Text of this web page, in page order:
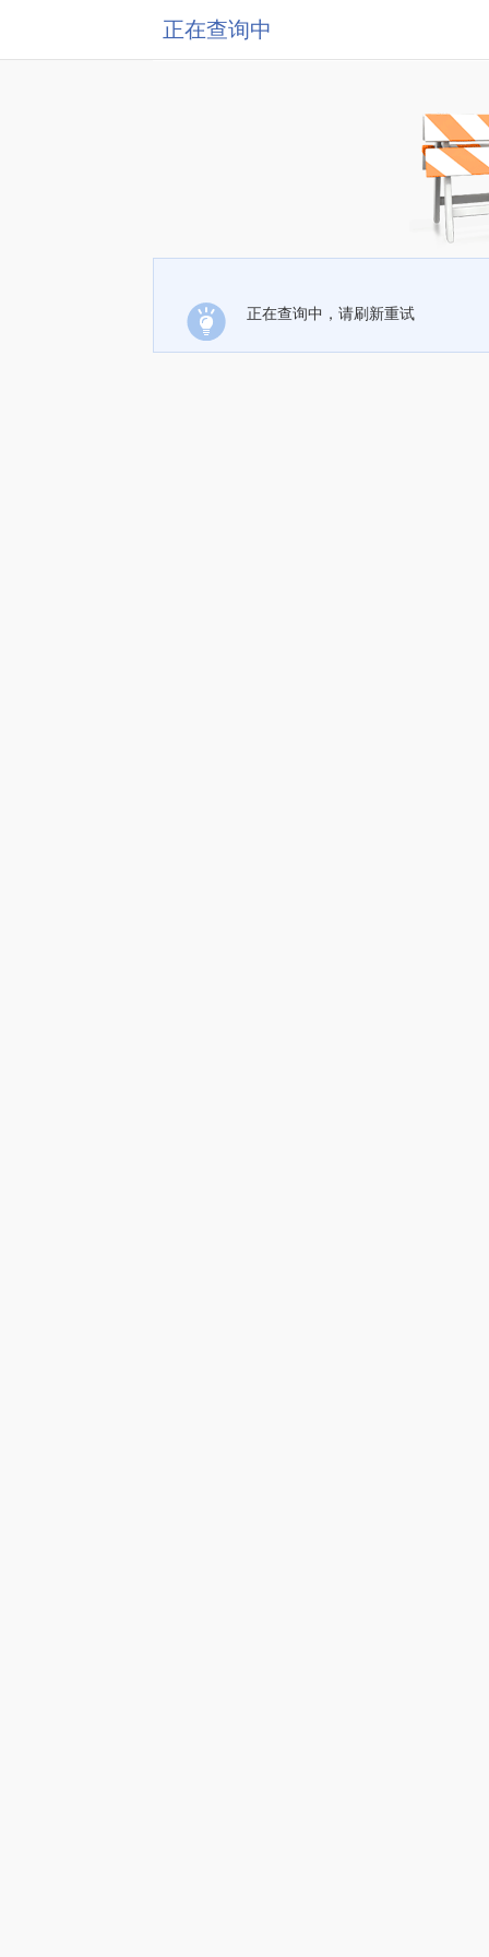
正在查询中
正在查询中，请刷新重试